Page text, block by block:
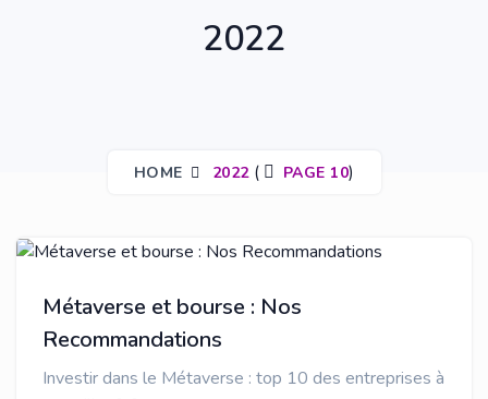
2022
HOME 2022( PAGE 10)
Métaverse et bourse : Nos
Recommandations
Investir dans le Métaverse : top 10 des entreprises à